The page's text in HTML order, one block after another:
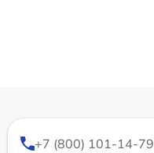
+7 (800) 101-14-79